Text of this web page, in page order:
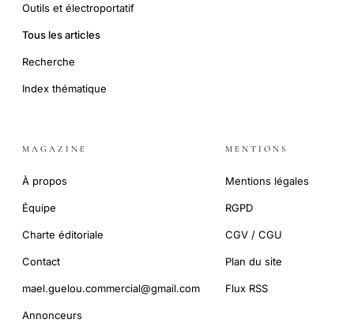
Outils et électroportatif
Tous les articles
Recherche
Index thématique
MAGAZINE
À propos
Équipe
Charte éditoriale
Contact
mael.guelou.commercial@gmail.com
Annonceurs
MENTIONS
Mentions légales
RGPD
CGV / CGU
Plan du site
Flux RSS